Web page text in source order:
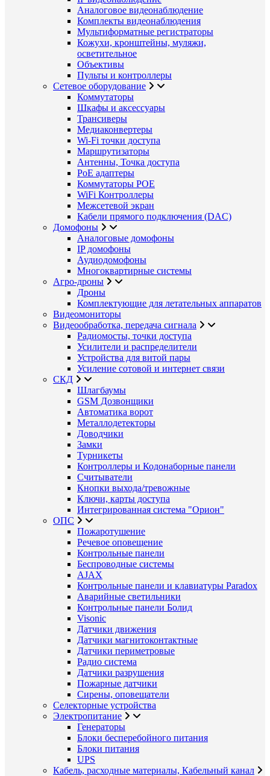
Аналоговое видеонаблюдение
Комплекты видеонаблюдения
Мультиформатные регистраторы
Кожухи, кронштейны, муляжи,
осветительное
Объективы
Пульты и контроллеры
Сетевое оборудование
Коммутаторы
Шкафы и аксессуары
Трансиверы
Медиаконвертеры
Wi-Fi точки доступа
Маршрутизаторы
Антенны, Точка доступа
PoE адаптеры
Коммутаторы POE
WiFi Контроллеры
Межсетевой экран
Кабели прямого подключения (DAC)
Домофоны
Аналоговые домофоны
IP домофоны
Аудиодомофоны
Многоквартирные системы
Агро-дроны
Дроны
Комплектующие для летательных аппаратов
Видеомониторы
Видеообработка, передача сигнала
Радиомосты, точки доступа
Усилители и распределители
Устройства для витой пары
Усиление сотовой и интернет связи
СКД
Шлагбаумы
GSM Дозвонщики
Автоматика ворот
Металлодетекторы
Доводчики
Замки
Турникеты
Контроллеры и Кодонаборные панели
Считыватели
Кнопки выхода/тревожные
Ключи, карты доступа
Интегрированная система "Орион"
ОПС
Пожаротушение
Речевое оповещение
Контрольные панели
Беспроводные системы
AJAX
Контрольные панели и клавиатуры Paradox
Аварийные светильники
Контрольные панели Болид
Visonic
Датчики движения
Датчики магнитоконтактные
Датчики периметровые
Радио система
Датчики разрушения
Пожарные датчики
Сирены, оповещатели
Селекторные устройства
Электропитание
Генераторы
Блоки бесперебойного питания
Блоки питания
UPS
Кабель, расходные материалы, Кабельный канал